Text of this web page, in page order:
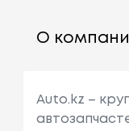
О
Auto.kz –